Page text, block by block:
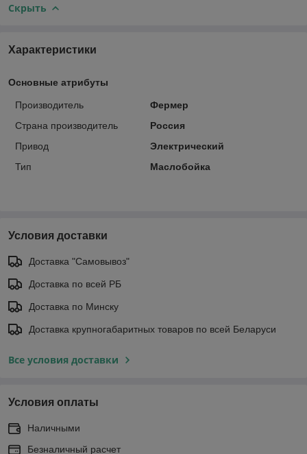
Скрыть
Характеристики
Основные атрибуты
Производитель
Фермер
Страна производитель
Россия
Привод
Электрический
Тип
Маслобойка
Условия доставки
Доставка "Самовывоз"
Доставка по всей РБ
Доставка по Минску
Доставка крупногабаритных товаров по всей Беларуси
Все условия доставки
Условия оплаты
Наличными
Безналичный расчет